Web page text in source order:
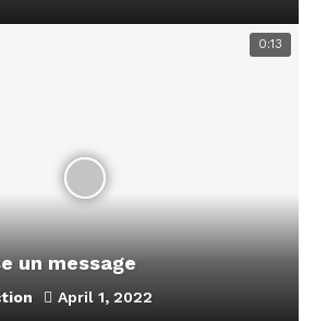
0:13
un message
April 1, 2022